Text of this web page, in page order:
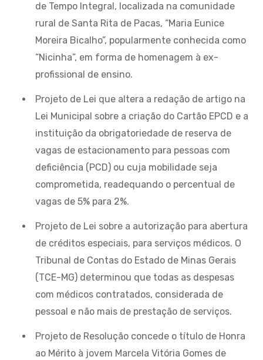
de Tempo Integral, localizada na comunidade
rural de Santa Rita de Pacas, “Maria Eunice
Moreira Bicalho”, popularmente conhecida como
“Nicinha”, em forma de homenagem à ex-
profissional de ensino.
Projeto de Lei que altera a redação de artigo na
Lei Municipal sobre a criação do Cartão EPCD e a
instituição da obrigatoriedade de reserva de
vagas de estacionamento para pessoas com
deficiência (PCD) ou cuja mobilidade seja
comprometida, readequando o percentual de
vagas de 5% para 2%.
Projeto de Lei sobre a autorização para abertura
de créditos especiais, para serviços médicos. O
Tribunal de Contas do Estado de Minas Gerais
(TCE-MG) determinou que todas as despesas
com médicos contratados, considerada de
pessoal e não mais de prestação de serviços.
Projeto de Resolução concede o título de Honra
ao Mérito à jovem Marcela Vitória Gomes de